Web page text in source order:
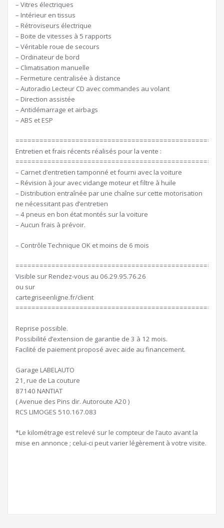
– Vitres électriques
– Intérieur en tissus
– Rétroviseurs électrique
– Boite de vitesses à 5 rapports
– Véritable roue de secours
– Ordinateur de bord
– Climatisation manuelle
– Fermeture centralisée à distance
– Autoradio Lecteur CD avec commandes au volant
– Direction assistée
– Antidémarrage et airbags
– ABS et ESP
Entretien et frais récents réalisés pour la vente :
– Carnet d’entretien tamponné et fourni avec la voiture
– Révision à jour avec vidange moteur et filtre à huile
– Distribution entraînée par une chaîne sur cette motorisation
ne nécessitant pas d’entretien
– 4 pneus en bon état montés sur la voiture
– Aucun frais à prévoir.
– Contrôle Technique OK et moins de 6 mois
Visible sur Rendez-vous au 06.29.95.76.26
ou sur
cartegriseenligne.fr/client
Reprise possible.
Possibilité d’extension de garantie de 3 à 12 mois.
Facilité de paiement proposé avec aide au financement.
Garage LABELAUTO
21, rue de La couture
87140 NANTIAT
( Avenue des Pins dir. Autoroute A20 )
RCS LIMOGES 510.167.083
*Le kilométrage est relevé sur le compteur de l’auto avant la
mise en annonce ; celui-ci peut varier légèrement à votre visite.